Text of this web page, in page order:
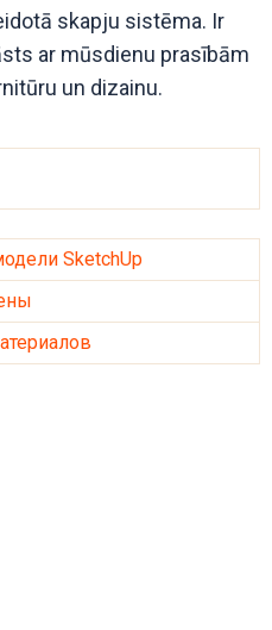
skapju sistēma. Ir
ar mūsdienu prasībām
un dizainu.
SketchUp